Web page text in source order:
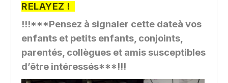
RELAYEZ !
!!!***Pensez à signaler cette dateà vos
enfants et petits enfants, conjoints,
parentés, collègues et amis susceptibles
d’être intéressés***!!!